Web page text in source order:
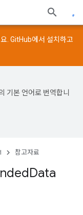
. GitHub에서 설치하고
기본 언어로 번역합니
참고자료
Data